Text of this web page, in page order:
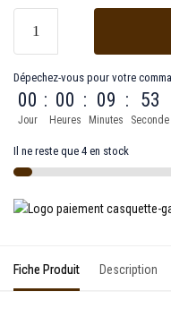
Dépechez-vous pour votre
00
Jour
: 00
Heures
: 09
Minutes
: 53
Seconde
Il ne reste que 4 en stock
Fiche Produit Description